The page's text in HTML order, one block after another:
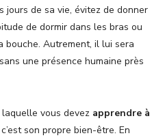
jours de sa vie, évitez de donner
de dormir dans les bras ou
Autrement, il lui sera
une présence humaine près
vous devez apprendre à
son propre bien-être. En